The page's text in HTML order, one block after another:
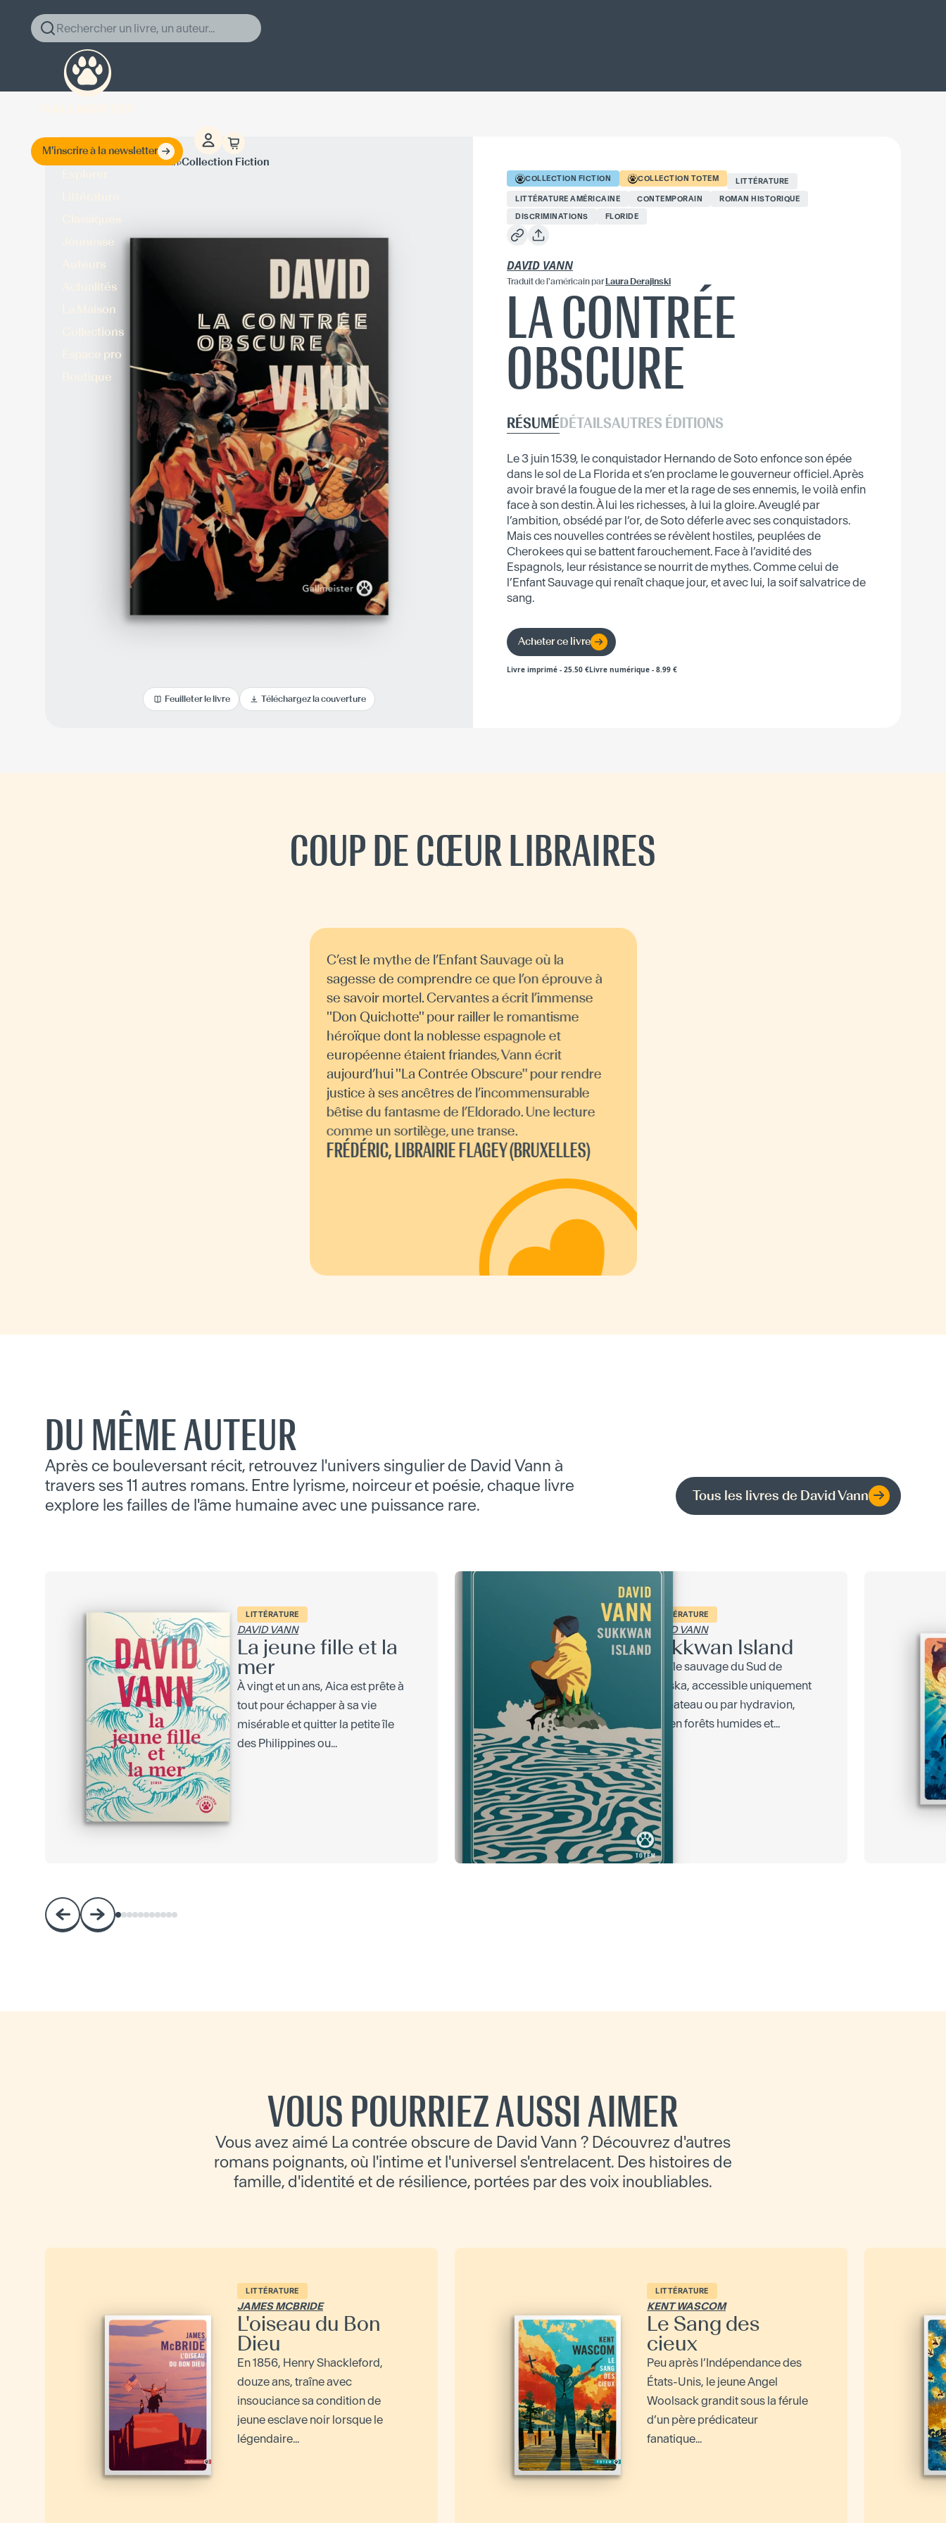
Rechercher un livre, un auteur...
M'inscrire à la newsletter
Jeunesse
Auteurs
Actualités
La Maison
Collections
Espace pro
Boutique
David Vann›Collection Fiction
Feuilleter le livre Téléchargez la couverture
COLLECTION FICTION COLLECTION TOTEM
LITTÉRATURE
LITTÉRATURE AMÉRICAINE
CONTEMPORAIN
ROMAN HISTORIQUE
DISCRIMINATIONS
FLORIDE
DAVID VANN
Traduitde l'américainparLaura Derajinski
LA CONTRÉE
OBSCURE
RÉSUMÉDÉTAILSAUTRES ÉDITIONS
Le 3 juin 1539, le conquistador Hernando de Soto enfonce son épée
dans le sol de La Florida et s’en proclame le gouverneur officiel. Après
avoir bravé la fougue de la mer et la rage de ses ennemis, le voilà enfin
face à son destin. À lui les richesses, à lui la gloire. Aveuglé par
l’ambition, obsédé par l’or, de Soto déferle avec ses conquistadors.
Mais ces nouvelles contrées se révèlent hostiles, peuplées de
Cherokees qui se battent farouchement. Face à l’avidité des
Espagnols, leur résistance se nourrit de mythes. Comme celui de
l’Enfant Sauvage qui renaît chaque jour, et avec lui, la soif salvatrice de
sang.
Acheter ce livre
Livre imprimé - 25.50 €Livre numérique - 8.99 €
COUP DE CŒUR LIBRAIRES
C’est le mythe de l’Enfant Sauvage où la
sagesse de comprendre ce que l’on éprouve à
se savoir mortel. Cervantes a écrit l’immense
''Don Quichotte'' pour railler le romantisme
héroïque dont la noblesse espagnole et
européenne étaient friandes, Vann écrit
aujourd’hui ''La Contrée Obscure'' pour rendre
justice à ses ancêtres de l’incommensurable
bêtise du fantasme de l’Eldorado. Une lecture
comme un sortilège, une transe.
FRÉDÉRIC, LIBRAIRIE FLAGEY (BRUXELLES)
DU MÊME AUTEUR
Après ce bouleversant récit, retrouvez l'univers singulier de David Vann à
travers ses 11 autres romans. Entre lyrisme, noirceur et poésie, chaque livre
explore les failles de l'âme humaine avec une puissance rare.
Tous les livres de David Vann
LITTÉRATURE
DAVID VANN
La jeune fille et la
mer
À vingt et un ans, Aica est prête à
tout pour échapper à sa vie
misérable et quitter la petite île
des Philippines ou...
LITTÉRATURE
DAVID VANN
Sukkwan Island
Une île sauvage du Sud de
l’Alaska, accessible uniquement
par bateau ou par hydravion,
tout en forêts humides et...
VOUS POURRIEZ AUSSI AIMER
Vous avez aimé La contrée obscure de David Vann ? Découvrez d'autres
romans poignants, où l'intime et l'universel s'entrelacent. Des histoires de
famille, d'identité et de résilience, portées par des voix inoubliables.
LITTÉRATURE
JAMES MCBRIDE
L'oiseau du Bon
Dieu
En 1856, Henry Shackleford,
douze ans, traîne avec
insouciance sa condition de
jeune esclave noir lorsque le
légendaire...
LITTÉRATURE
KENT WASCOM
Le Sang des
cieux
Peu après l’Indépendance des
États-Unis, le jeune Angel
Woolsack grandit sous la férule
d’un père prédicateur
fanatique...